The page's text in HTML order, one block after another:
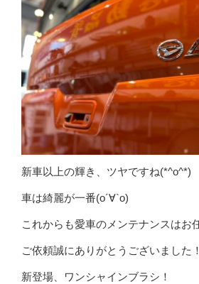
新車以上の輝き、ツヤですね(*^o^*)
車は綺麗が一番(о´∀`о)
これからも愛車のメンテナンスはお
ご依頼誠にありがとうございました！
新登場、ワンシャインブラシ！